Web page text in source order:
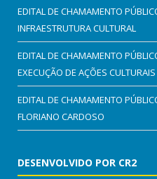
EDITAL DE CHAMAMENTO
INFRAESTRUTURA CULTURAL
EDITAL DE CHAMAMENTO
EXECUÇÃO DE AÇÕES CULTURAIS
EDITAL DE CHAMAMENTO
FLORIANO CARDOSO
DESENVOLVIDO POR CR2